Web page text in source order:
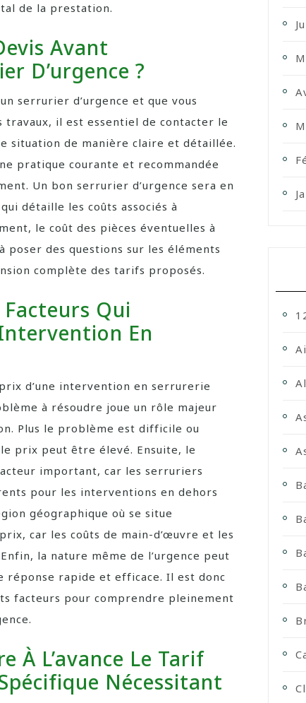
de la prestation.
Avant
D’urgence ?
serrurier d’urgence et que vous
il est essentiel de contacter le
situation de manière claire et détaillée.
pratique courante et recommandée
Un bon serrurier d’urgence sera en
détaille les coûts associés à
le coût des pièces éventuelles à
poser des questions sur les éléments
complète des tarifs proposés.
Qui
En
d’une intervention en serrurerie
à résoudre joue un rôle majeur
Plus le problème est difficile ou
prix peut être élevé. Ensuite, le
important, car les serruriers
pour les interventions en dehors
géographique où se situe
car les coûts de main-d’œuvre et les
la nature même de l’urgence peut
rapide et efficace. Il est donc
facteurs pour comprendre pleinement
À L’avance Le Tarif
Nécessitant